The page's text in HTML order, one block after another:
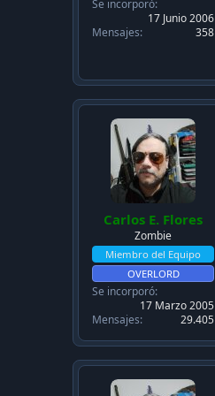
a
n
Se incorporó
17 Junio 2006
Mensajes
358
Carlos E. Flores
Zombie
Miembro del Equipo
OVERLORD
Se incorporó
17 Marzo 2005
Mensajes
29.405